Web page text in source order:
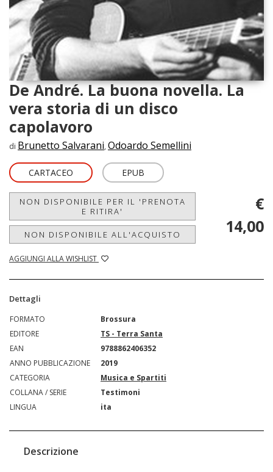
De André. La buona novella. La
vera storia di un disco
capolavoro
di Brunetto Salvarani, Odoardo Semellini
CARTACEO EPUB
NON DISPONIBILE PER IL 'PRENOTA
E RITIRA'
NON DISPONIBILE ALL'ACQUISTO
AGGIUNGI ALLA WISHLIST
€
14,00
Dettagli
FORMATO
Brossura
EDITORE
TS - Terra Santa
EAN
9788862406352
ANNO PUBBLICAZIONE
2019
CATEGORIA
Musica e Spartiti
COLLANA / SERIE
Testimoni
LINGUA
ita
Descrizione